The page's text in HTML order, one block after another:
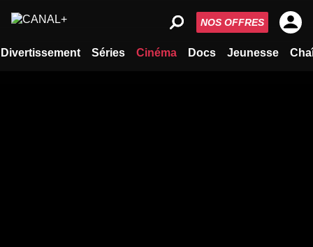
Divertissement Séries Cinéma Docs Jeunesse
NOS OFFRES